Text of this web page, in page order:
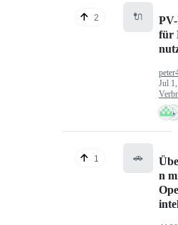
2 🔌
für
Jul
1 🚗
n